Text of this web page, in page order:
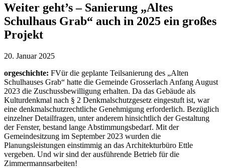
Weiter geht’s – Sanierung „Altes
Schulhaus Grab“ auch in 2025 ein großes
Projekt
20. Januar 2025
orgeschichte: FVür die geplante Teilsanierung des „Alten
Schulhauses Grab“ hatte die Gemeinde Grosserlach Anfang August
2023 die Zuschussbewilligung erhalten. Da das Gebäude als
Kulturdenkmal nach § 2 Denkmalschutzgesetz eingestuft ist, war
eine denkmalschutzrechtliche Genehmigung erforderlich. Bezüglich
einzelner Detailfragen, unter anderem hinsichtlich der Gestaltung
der Fenster, bestand lange Abstimmungsbedarf. Mit der
Gemeindesitzung im September 2023 wurden die
Planungsleistungen einstimmig an das Architekturbüro Ettle
vergeben. Und wir sind der ausführende Betrieb für die
Zimmermannsarbeiten!